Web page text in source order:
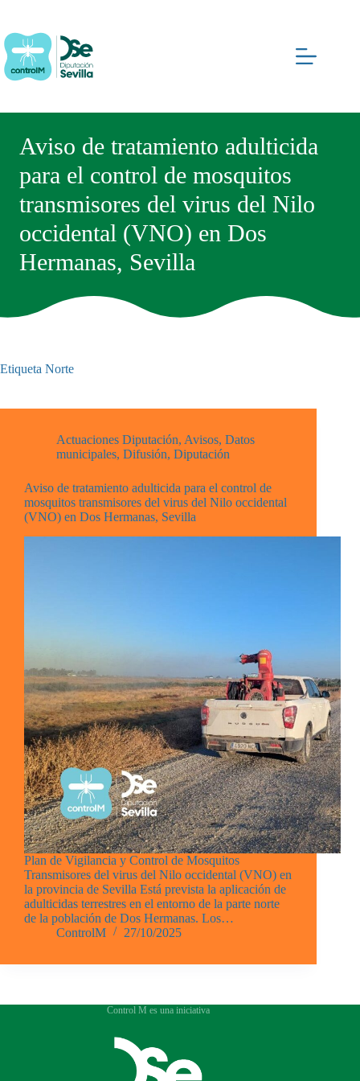
contenido
Aviso de tratamiento adulticida
para el control de mosquitos
transmisores del virus del Nilo
occidental (VNO) en Dos
Hermanas, Sevilla
Etiqueta Norte
Actuaciones Diputación, Avisos, Datos
municipales, Difusión, Diputación
Aviso de tratamiento adulticida para el control de
mosquitos transmisores del virus del Nilo occidental
(VNO) en Dos Hermanas, Sevilla
Plan de Vigilancia y Control de Mosquitos
Transmisores del virus del Nilo occidental (VNO) en
la provincia de Sevilla Está prevista la aplicación de
adulticidas terrestres en el entorno de la parte norte
de la población de Dos Hermanas. Los…
ControlM
27/10/2025
Control M es una iniciativa